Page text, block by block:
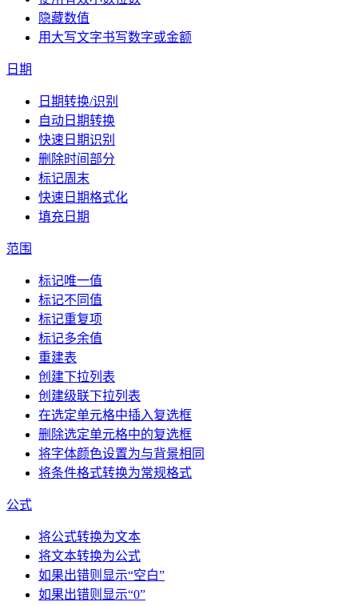
隐藏数值
用大写文字书写数字或金额
日期
日期转换/识别
自动日期转换
快速日期识别
删除时间部分
标记周末
快速日期格式化
填充日期
范围
标记唯一值
标记不同值
标记重复项
标记多余值
重建表
创建下拉列表
创建级联下拉列表
在选定单元格中插入复选框
删除选定单元格中的复选框
将字体颜色设置为与背景相同
将条件格式转换为常规格式
公式
将公式转换为文本
将文本转换为公式
如果出错则显示“空白”
如果出错则显示“0”